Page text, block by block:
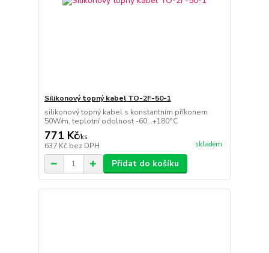
Silikonový topný kabel TO-2F-50-1
silikonový topný kabel s konstantním příkonem
50W/m, teplotní odolnost -60...+180°C
771 Kč/ks
637 Kč bez DPH skladem
Přidat do košíku